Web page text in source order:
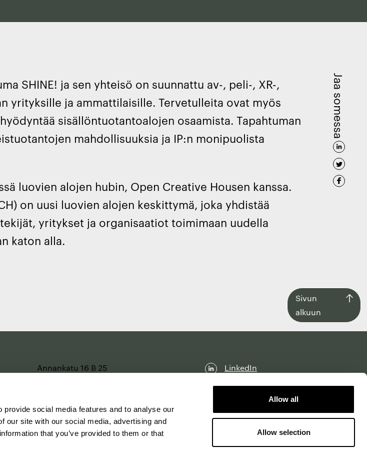
social media features and to analyse our
our site with our social media, advertising and
that you’ve provided to them or that
Allow all
Allow selection
Jaa somessa
SHINE! ja sen yhteisö on suunnattu av-, peli-, XR-,
yrityksille ja ammattilaisille. Tervetulleita ovat myös
sisällöntuotantoalojen osaamista. Tapahtuman
mahdollisuuksia ja IP:n monipuolista
luovien alojen hubin, Open Creative Housen kanssa.
on uusi luovien alojen keskittymä, joka yhdistää
yritykset ja organisaatiot toimimaan uudella
katon alla.
Sivun
alkuun
sivun
Annankatu 16 B 25
Katso kartalla
Y-tunnus 0202299-1
LinkedIn
Facebook